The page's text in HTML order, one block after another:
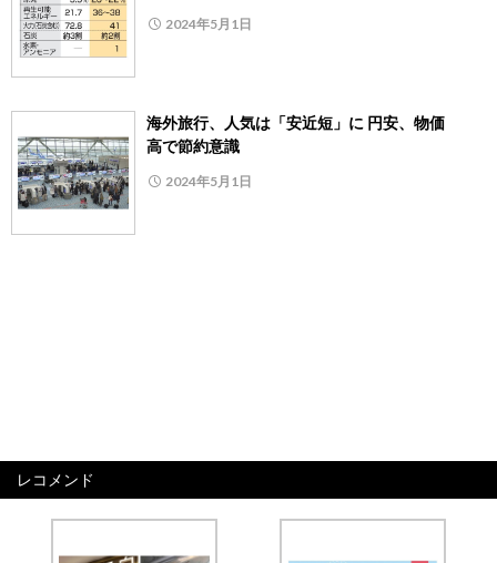
2024年5月1日
海外旅行、人気は「安近短」に 円安、物価
高で節約意識
2024年5月1日
レコメンド